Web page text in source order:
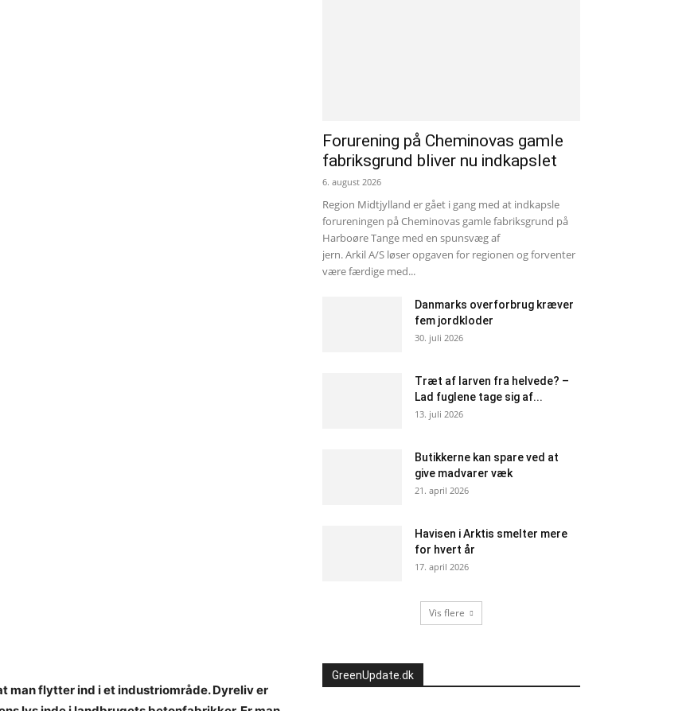
man flytter ind i et industriområde. Dyreliv er
Forurening på Cheminovas gamle
fabriksgrund bliver nu indkapslet
6. august 2026
Region Midtjylland er gået i gang med at indkapsle
forureningen på Cheminovas gamle fabriksgrund på
Harboøre Tange med en spunsvæg af
jern. Arkil A/S løser opgaven for regionen og forventer
være færdige med...
Danmarks overforbrug kræver
fem jordkloder
30. juli 2026
Træt af larven fra helvede? –
Lad fuglene tage sig af...
13. juli 2026
Butikkerne kan spare ved at
give madvarer væk
21. april 2026
Havisen i Arktis smelter mere
for hvert år
17. april 2026
Vis flere
GreenUpdate.dk